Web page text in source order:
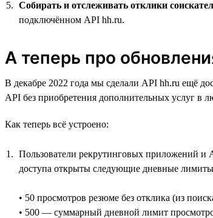
Собирать и отслеживать отклики
подключённом API hh.ru.
А теперь про
В декабре 2022 года мы сделали API hh.ru ещё
API без приобретения дополнительных услуг в
Как теперь всё устроено:
Пользователи рекрутинговых приложений и
доступа открыты следующие дневные
• 50 просмотров резюме без отклика (из
• 500 — суммарный дневной лимит